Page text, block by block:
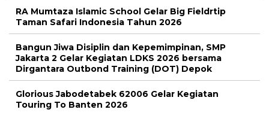
RA Mumtaza Islamic School Gelar Big Fieldrtip
Taman Safari Indonesia Tahun 2026
Bangun Jiwa Disiplin dan Kepemimpinan, SMP
Jakarta 2 Gelar Kegiatan LDKS 2026 bersama
Dirgantara Outbond Training (DOT) Depok
Glorious Jabodetabek 62006 Gelar Kegiatan
Touring To Banten 2026